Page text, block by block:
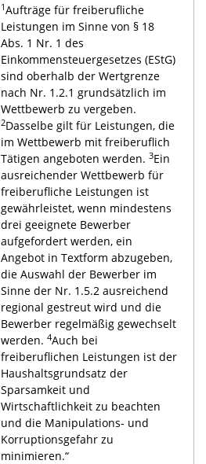
1Aufträge für freiberufliche
Leistungen im Sinne von § 18
Abs. 1 Nr. 1 des
Einkommensteuergesetzes (EStG)
sind oberhalb der Wertgrenze
nach Nr. 1.2.1 grundsätzlich im
Wettbewerb zu vergeben.
2Dasselbe gilt für Leistungen, die
im Wettbewerb mit freiberuflich
Tätigen angeboten werden. 3Ein
ausreichender Wettbewerb für
freiberufliche Leistungen ist
gewährleistet, wenn mindestens
drei geeignete Bewerber
aufgefordert werden, ein
Angebot in Textform abzugeben,
die Auswahl der Bewerber im
Sinne der Nr. 1.5.2 ausreichend
regional gestreut wird und die
Bewerber regelmäßig gewechselt
werden. 4Auch bei
freiberuflichen Leistungen ist der
Haushaltsgrundsatz der
Sparsamkeit und
Wirtschaftlichkeit zu beachten
und die Manipulations- und
Korruptionsgefahr zu
minimieren.“